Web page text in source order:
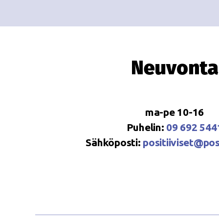
Neuvonta
ma-pe 10-16
Puhelin: 09 692
Sähköposti: